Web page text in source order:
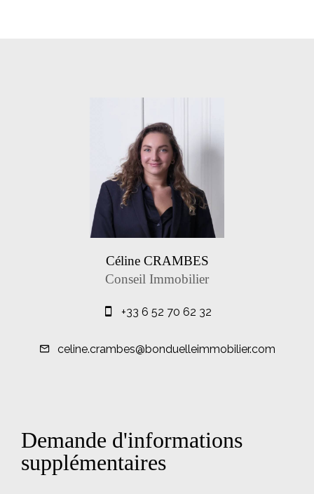
Céline CRAMBES
Conseil Immobilier
+33 6 52 70 62 32
celine.crambes@bonduelleimmobilier.com
Demande d'informations
supplémentaires